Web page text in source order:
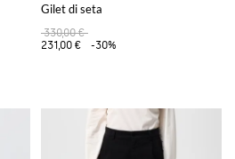
Gilet di seta
330,00 €
231,00 €
-30%